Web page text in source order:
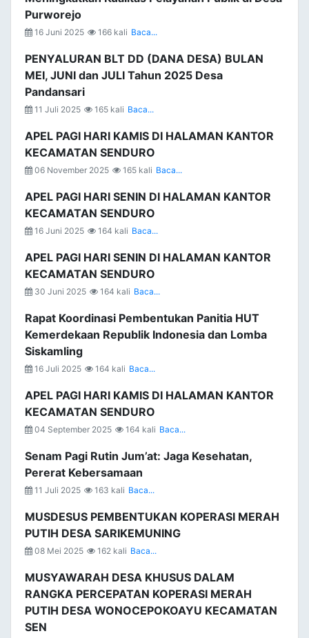
Purworejo
16 Juni 2025 166 kali Baca...
PENYALURAN BLT DD (DANA DESA) BULAN
MEI, JUNI dan JULI Tahun 2025 Desa
Pandansari
11 Juli 2025 165 kali Baca...
APEL PAGI HARI KAMIS DI HALAMAN KANTOR
KECAMATAN SENDURO
06 November 2025 165 kali Baca...
APEL PAGI HARI SENIN DI HALAMAN KANTOR
KECAMATAN SENDURO
16 Juni 2025 164 kali Baca...
APEL PAGI HARI SENIN DI HALAMAN KANTOR
KECAMATAN SENDURO
30 Juni 2025 164 kali Baca...
Rapat Koordinasi Pembentukan Panitia HUT
Kemerdekaan Republik Indonesia dan Lomba
Siskamling
16 Juli 2025 164 kali Baca...
APEL PAGI HARI KAMIS DI HALAMAN KANTOR
KECAMATAN SENDURO
04 September 2025 164 kali Baca...
Senam Pagi Rutin Jum’at: Jaga Kesehatan,
Pererat Kebersamaan
11 Juli 2025 163 kali Baca...
MUSDESUS PEMBENTUKAN KOPERASI MERAH
PUTIH DESA SARIKEMUNING
08 Mei 2025 162 kali Baca...
MUSYAWARAH DESA KHUSUS DALAM
RANGKA PERCEPATAN KOPERASI MERAH
PUTIH DESA WONOCEPOKOAYU KECAMATAN
SEN